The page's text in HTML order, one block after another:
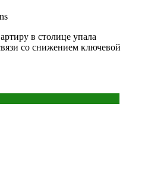
в столице упала
со снижением ключевой